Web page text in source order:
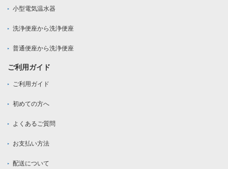
小型電気温水器
洗浄便座から洗浄便座
普通便座から洗浄便座
ご利用ガイド
ご利用ガイド
初めての方へ
よくあるご質問
お支払い方法
配送について